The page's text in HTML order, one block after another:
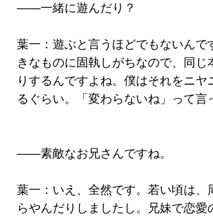
――一緒に遊んだり？
葉一：遊ぶと言うほどでもないんで
きなものに固執しがちなので、同じ
りするんですよね。僕はそれをニヤ
るぐらい。「変わらないね」って言
――素敵なお兄さんですね。
葉一：いえ、全然です。若い頃は、
らやんだりしましたし。兄妹で恋愛